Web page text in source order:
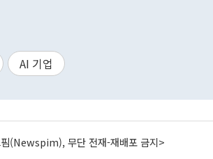
AI 기업
(Newspim), 무단 전재-재배포 금지>